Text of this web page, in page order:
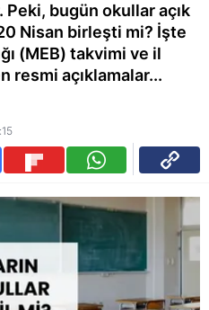
bugün okullar açık
Nisan birleşti mi? İşte
(MEB) takvimi ve il
resmi açıklamalar...